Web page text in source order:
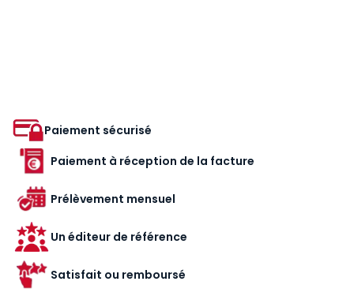
Paiement sécurisé
Paiement à réception de la facture
Prélèvement mensuel
Un éditeur de référence
Satisfait ou remboursé